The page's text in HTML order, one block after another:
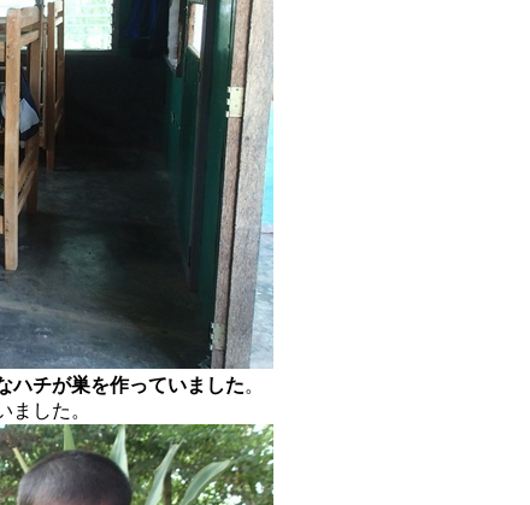
ハチが巣を作っていました。
ました。